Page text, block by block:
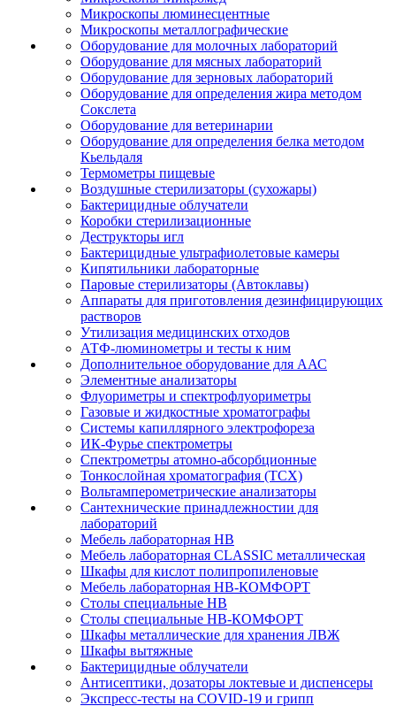
Микроскопы люминесцентные
Микроскопы металлографические
Оборудование для молочных лабораторий
Оборудование для мясных лабораторий
Оборудование для зерновых лабораторий
Оборудование для определения жира методом
Сокслета
Оборудование для ветеринарии
Оборудование для определения белка методом
Кьельдаля
Термометры пищевые
Воздушные стерилизаторы (сухожары)
Бактерицидные облучатели
Коробки стерилизационные
Деструкторы игл
Бактерицидные ультрафиолетовые камеры
Кипятильники лабораторные
Паровые стерилизаторы (Автоклавы)
Аппараты для приготовления дезинфицирующих
растворов
Утилизация медицинских отходов
АТФ-люминометры и тесты к ним
Дополнительное оборудование для ААС
Элементные анализаторы
Флуориметры и спектрофлуориметры
Газовые и жидкостные хроматографы
Системы капиллярного электрофореза
ИК-Фурье спектрометры
Спектрометры атомно-абсорбционные
Тонкослойная хроматография (ТСХ)
Вольтамперометрические анализаторы
Сантехнические принадлежностии для
лабораторий
Мебель лабораторная НВ
Мебель лабораторная CLASSIC металлическая
Шкафы для кислот полипропиленовые
Мебель лабораторная НВ-КОМФОРТ
Столы специальные НВ
Столы специальные НВ-КОМФОРТ
Шкафы металлические для хранения ЛВЖ
Шкафы вытяжные
Бактерицидные облучатели
Антисептики, дозаторы локтевые и диспенсеры
Экспресс-тесты на COVID-19 и грипп